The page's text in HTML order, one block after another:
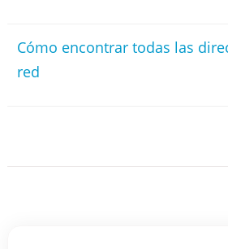
Cómo encontrar todas las
red